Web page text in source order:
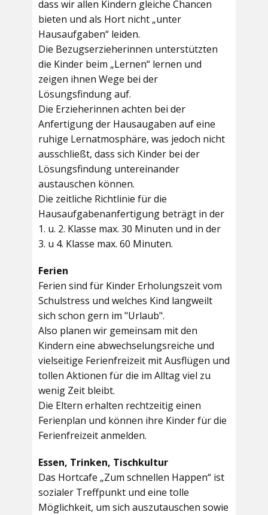
dass wir allen Kindern gleiche Chancen
bieten und als Hort nicht „unter
Hausaufgaben“ leiden.
Die Bezugserzieherinnen unterstützten
die Kinder beim „Lernen“ lernen und
zeigen ihnen Wege bei der
Lösungsfindung auf.
Die Erzieherinnen achten bei der
Anfertigung der Hausaugaben auf eine
ruhige Lernatmosphäre, was jedoch nicht
ausschließt, dass sich Kinder bei der
Lösungsfindung untereinander
austauschen können.
Die zeitliche Richtlinie für die
Hausaufgabenanfertigung beträgt in der
1. u. 2. Klasse max. 30 Minuten und in der
3. u 4. Klasse max. 60 Minuten.
Ferien
Ferien sind für Kinder Erholungszeit vom
Schulstress und welches Kind langweilt
sich schon gern im "Urlaub".
Also planen wir gemeinsam mit den
Kindern eine abwechselungsreiche und
vielseitige Ferienfreizeit mit Ausflügen und
tollen Aktionen für die im Alltag viel zu
wenig Zeit bleibt.
Die Eltern erhalten rechtzeitig einen
Ferienplan und können ihre Kinder für die
Ferienfreizeit anmelden.
Essen, Trinken, Tischkultur
Das Hortcafe „Zum schnellen Happen“ ist
sozialer Treffpunkt und eine tolle
Möglichkeit, um sich auszutauschen sowie